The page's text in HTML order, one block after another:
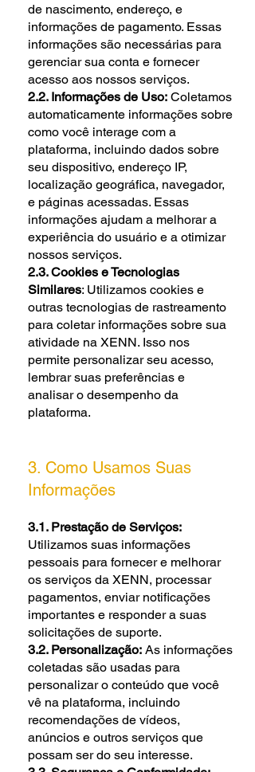
de nascimento, endereço, e
informações de pagamento. Essas
informações são necessárias para
gerenciar sua conta e fornecer
acesso aos nossos serviços.
2.2. Informações de Uso: Coletamos
automaticamente informações sobre
como você interage com a
plataforma, incluindo dados sobre
seu dispositivo, endereço IP,
localização geográfica, navegador,
e páginas acessadas. Essas
informações ajudam a melhorar a
experiência do usuário e a otimizar
nossos serviços.
2.3. Cookies e Tecnologias
Similares: Utilizamos cookies e
outras tecnologias de rastreamento
para coletar informações sobre sua
atividade na XENN. Isso nos
permite personalizar seu acesso,
lembrar suas preferências e
analisar o desempenho da
plataforma.
3. Como Usamos Suas
Informações
3.1. Prestação de Serviços:
Utilizamos suas informações
pessoais para fornecer e melhorar
os serviços da XENN, processar
pagamentos, enviar notificações
importantes e responder a suas
solicitações de suporte.
3.2. Personalização: As informações
coletadas são usadas para
personalizar o conteúdo que você
vê na plataforma, incluindo
recomendações de vídeos,
anúncios e outros serviços que
possam ser do seu interesse.